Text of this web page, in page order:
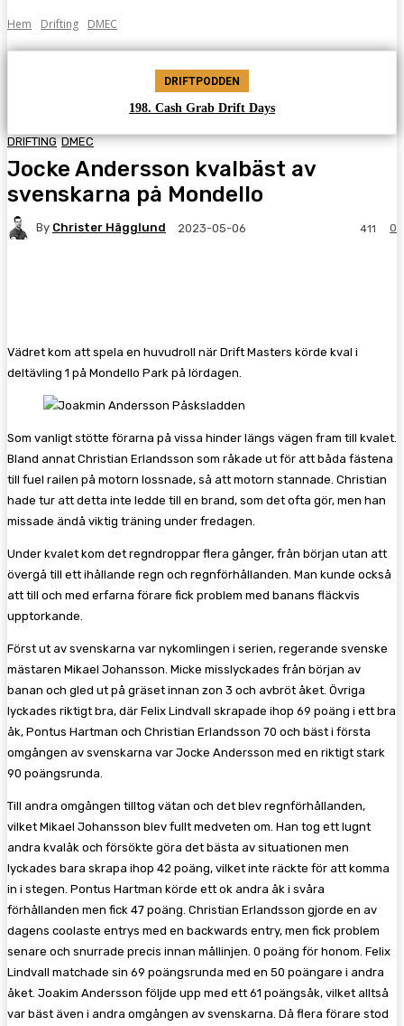
Hem Drifting DMEC
DRIFTPODDEN
198. Cash Grab Drift Days
DRIFTING DMEC
Jocke Andersson kvalbäst av
svenskarna på Mondello
By Christer Hägglund 2023-05-06 0
411
Vädret kom att spela en huvudroll när Drift Masters körde kval i
deltävling 1 på Mondello Park på lördagen.
Som vanligt stötte förarna på vissa hinder längs vägen fram till kvalet.
Bland annat Christian Erlandsson som råkade ut för att båda fästena
till fuel railen på motorn lossnade, så att motorn stannade. Christian
hade tur att detta inte ledde till en brand, som det ofta gör, men han
missade ändå viktig träning under fredagen.
Under kvalet kom det regndroppar flera gånger, från början utan att
övergå till ett ihållande regn och regnförhållanden. Man kunde också
att till och med erfarna förare fick problem med banans fläckvis
upptorkande.
Först ut av svenskarna var nykomlingen i serien, regerande svenske
mästaren Mikael Johansson. Micke misslyckades från början av
banan och gled ut på gräset innan zon 3 och avbröt åket. Övriga
lyckades riktigt bra, där Felix Lindvall skrapade ihop 69 poäng i ett bra
åk, Pontus Hartman och Christian Erlandsson 70 och bäst i första
omgången av svenskarna var Jocke Andersson med en riktigt stark
90 poängsrunda.
Till andra omgången tilltog vätan och det blev regnförhållanden,
vilket Mikael Johansson blev fullt medveten om. Han tog ett lugnt
andra kvalåk och försökte göra det bästa av situationen men
lyckades bara skrapa ihop 42 poäng, vilket inte räckte för att komma
in i stegen. Pontus Hartman körde ett ok andra åk i svåra
förhållanden men fick 47 poäng. Christian Erlandsson gjorde en av
dagens coolaste entrys med en backwards entry, men fick problem
senare och snurrade precis innan mållinjen. 0 poäng för honom. Felix
Lindvall matchade sin 69 poängsrunda med en 50 poängare i andra
åket. Joakim Andersson följde upp med ett 61 poängsåk, vilket alltså
var bäst även i andra omgången av svenskarna. Då flera förare stod